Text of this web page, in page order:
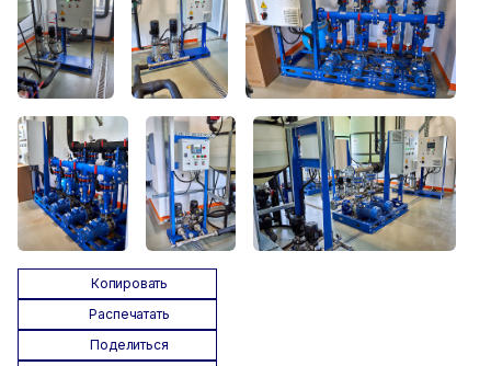
Копировать
Распечатать
Поделиться